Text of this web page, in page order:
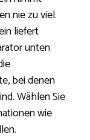
nie zu viel.
liefert
unten
bei denen
Wählen Sie
wie